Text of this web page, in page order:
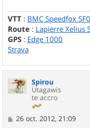
VTT : BMC Speedfox
Route : Lapierre Xelius
GPS : Edge 1000
Strava
Spirou
Utagawis
te accro
M
26 oct. 2012, 21:09